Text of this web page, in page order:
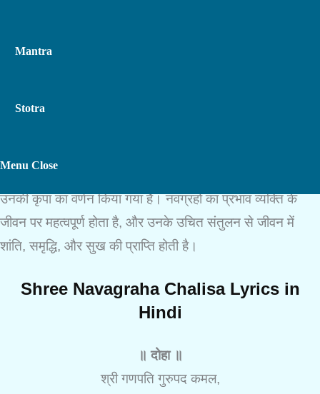
Mantra
Stotra
Toggle
Website
Menu Close
उनकी कृपा का वर्णन किया गया है। नवग्रहों का प्रभाव व्यक्ति के
जीवन पर महत्वपूर्ण होता है, और उनके उचित संतुलन से जीवन में
शांति, समृद्धि, और सुख की प्राप्ति होती है।
Shree Navagraha Chalisa Lyrics in
Hindi
॥ दोहा ॥
श्री गणपति गुरुपद कमल,